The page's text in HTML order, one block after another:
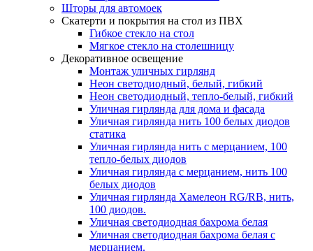
Шторы для автомоек
Скатерти и покрытия на стол из ПВХ
Гибкое стекло на стол
Мягкое стекло на столешницу
Декоративное освещение
Монтаж уличных гирлянд
Неон светодиодный, белый, гибкий
Неон светодиодный, тепло-белый, гибкий
Уличная гирлянда для дома и фасада
Уличная гирлянда нить 100 белых диодов
статика
Уличная гирлянда нить с мерцанием, 100
тепло-белых диодов
Уличная гирлянда с мерцанием, нить 100
белых диодов
Уличная гирлянда Хамелеон RG/RB, нить,
100 диодов.
Уличная светодиодная бахрома белая
Уличная светодиодная бахрома белая с
мерцанием.